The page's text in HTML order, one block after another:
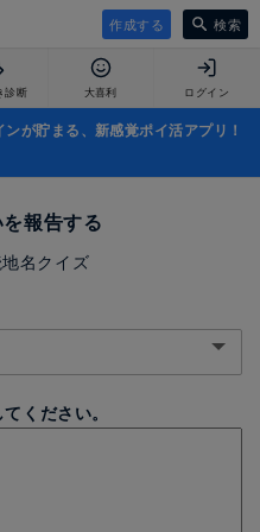
作成する 検索
診断 大喜利 ログイン
が貯まる、新感覚ポイ活アプリ！
報告する
名クイズ
ください。